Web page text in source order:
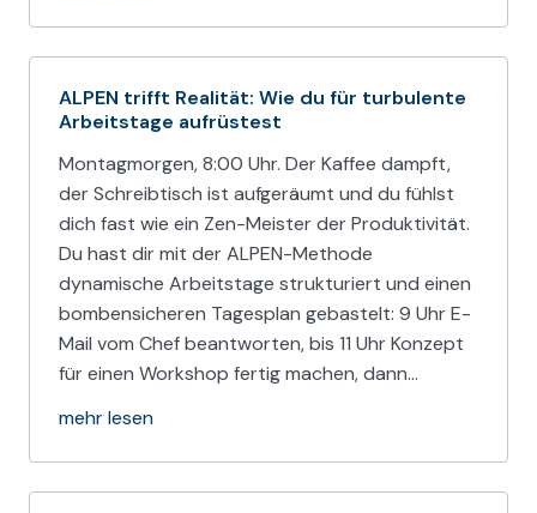
ALPEN trifft Realität: Wie du für turbulente
Arbeitstage aufrüstest
Montagmorgen, 8:00 Uhr. Der Kaffee dampft,
der Schreibtisch ist aufgeräumt und du fühlst
dich fast wie ein Zen-Meister der Produktivität.
Du hast dir mit der ALPEN-Methode
dynamische Arbeitstage strukturiert und einen
bombensicheren Tagesplan gebastelt: 9 Uhr E-
Mail vom Chef beantworten, bis 11 Uhr Konzept
für einen Workshop fertig machen, dann…
mehr lesen